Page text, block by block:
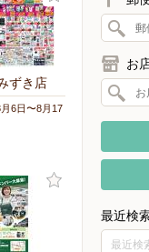
ずき店
6日〜8月17
お
最近検
最近検